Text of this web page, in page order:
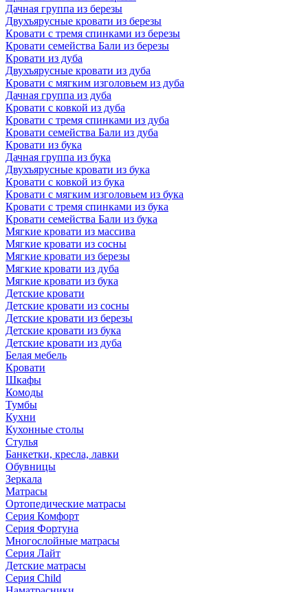
Дачная группа из березы
Двухъярусные кровати из березы
Кровати с тремя спинками из березы
Кровати семейства Бали из березы
Кровати из дуба
Двухъярусные кровати из дуба
Кровати с мягким изголовьем из дуба
Дачная группа из дуба
Кровати с ковкой из дуба
Кровати с тремя спинками из дуба
Кровати семейства Бали из дуба
Кровати из бука
Дачная группа из бука
Двухъярусные кровати из бука
Кровати с ковкой из бука
Кровати с мягким изголовьем из бука
Кровати с тремя спинками из бука
Кровати семейства Бали из бука
Мягкие кровати из массива
Мягкие кровати из сосны
Мягкие кровати из березы
Мягкие кровати из дуба
Мягкие кровати из бука
Детские кровати
Детские кровати из сосны
Детские кровати из березы
Детские кровати из бука
Детские кровати из дуба
Белая мебель
Кровати
Шкафы
Комоды
Тумбы
Кухни
Кухонные столы
Стулья
Банкетки, кресла, лавки
Обувницы
Зеркала
Матрасы
Ортопедические матрасы
Серия Комфорт
Серия Фортуна
Многослойные матрасы
Серия Лайт
Детские матрасы
Серия Child